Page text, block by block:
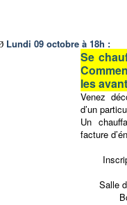
Lundi 09 octobre à 18h :
Se
les
Venez
d’un
Un
facture
Salle